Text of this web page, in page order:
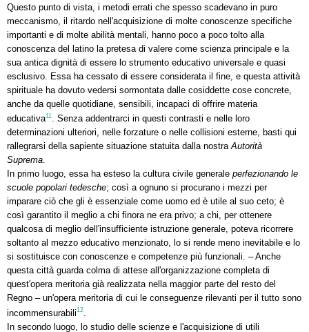
Questo punto di vista, i metodi errati che spesso scadevano in puro
meccanismo, il ritardo nell'acquisizione di molte conoscenze specifiche
importanti e di molte abilità mentali, hanno poco a poco tolto alla
conoscenza del latino la pretesa di valere come scienza principale e la
sua antica dignità di essere lo strumento educativo universale e quasi
esclusivo. Essa ha cessato di essere considerata il fine, e questa attività
spirituale ha dovuto vedersi sormontata dalle cosiddette cose concrete,
anche da quelle quotidiane, sensibili, incapaci di offrire materia
educativa11. Senza addentrarci in questi contrasti e nelle loro
determinazioni ulteriori, nelle forzature o nelle collisioni esterne, basti qui
rallegrarsi della sapiente situazione statuita dalla nostraAutorità
Suprema.
In primo luogo, essa ha esteso la cultura civile generale perfezionando le
scuole popolari tedesche; così a ognuno si procurano i mezzi per
imparare ciò che gli è essenziale come uomo ed è utile al suo ceto; è
così garantito il meglio a chi finora ne era privo; a chi, per ottenere
qualcosa di meglio dell'insufficiente istruzione generale, poteva ricorrere
soltanto al mezzo educativo menzionato, lo si rende meno inevitabile e lo
si sostituisce con conoscenze e competenze più funzionali. – Anche
questa città guarda colma di attese all'organizzazione completa di
quest'opera meritoria già realizzata nella maggior parte del resto del
Regno – un'opera meritoria di cui le conseguenze rilevanti per il tutto sono
incommensurabili12
In secondo luogo, lo studio delle scienze e l'acquisizione di utili